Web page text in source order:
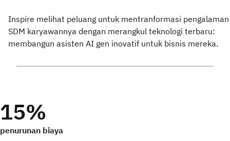
Inspire melihat peluang untuk mentranformasi pengalaman
SDM karyawannya dengan merangkul teknologi terbaru:
membangun asisten AI gen inovatif untuk bisnis mereka.
15%
penurunan biaya